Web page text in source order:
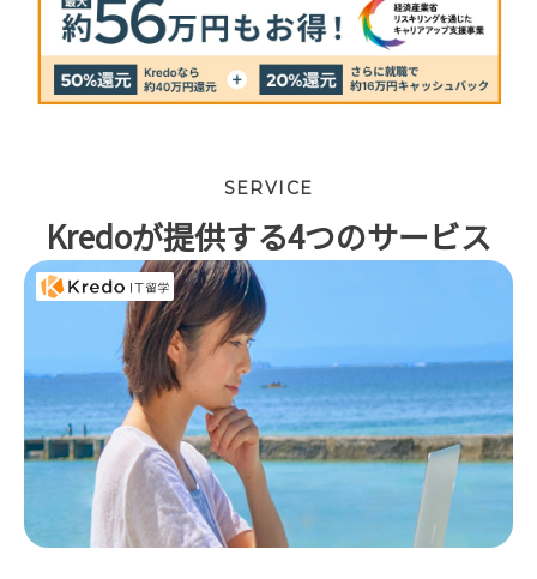
SERVICE
Kredoが提供する4つのサービス